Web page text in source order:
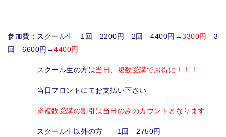
参加費： スクール生 1回 2200円 2回 4400円 →3300円
3
回 6600円→4400円
スクール生の方は当日、複数受講でお得に！！！
当日フロントにてお支払い下さい
※複数受講の割引は当日のみのカウントとなります
スクール生以外の方 1回 2750円